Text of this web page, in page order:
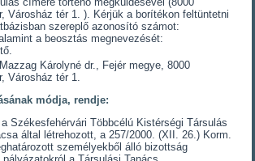
Városház tér 1. ). Kérjük a borítékon feltüntetni
szereplő azonosító számot:
a beosztás megnevezését:
Károlyné dr., Fejér megye, 8000
Városház tér 1.
módja, rendje:
Székesfehérvári Többcélú Kistérségi Társulás
által létrehozott, a 257/2000. (XII. 26.) Korm.
személyekből álló bizottság